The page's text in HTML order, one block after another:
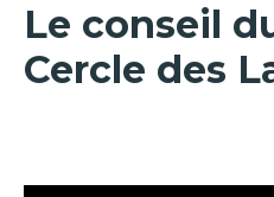
Le conseil
Cercle des